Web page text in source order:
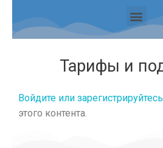
Тарифы и
Войдите или зарегистрируйтесь
этого контента.